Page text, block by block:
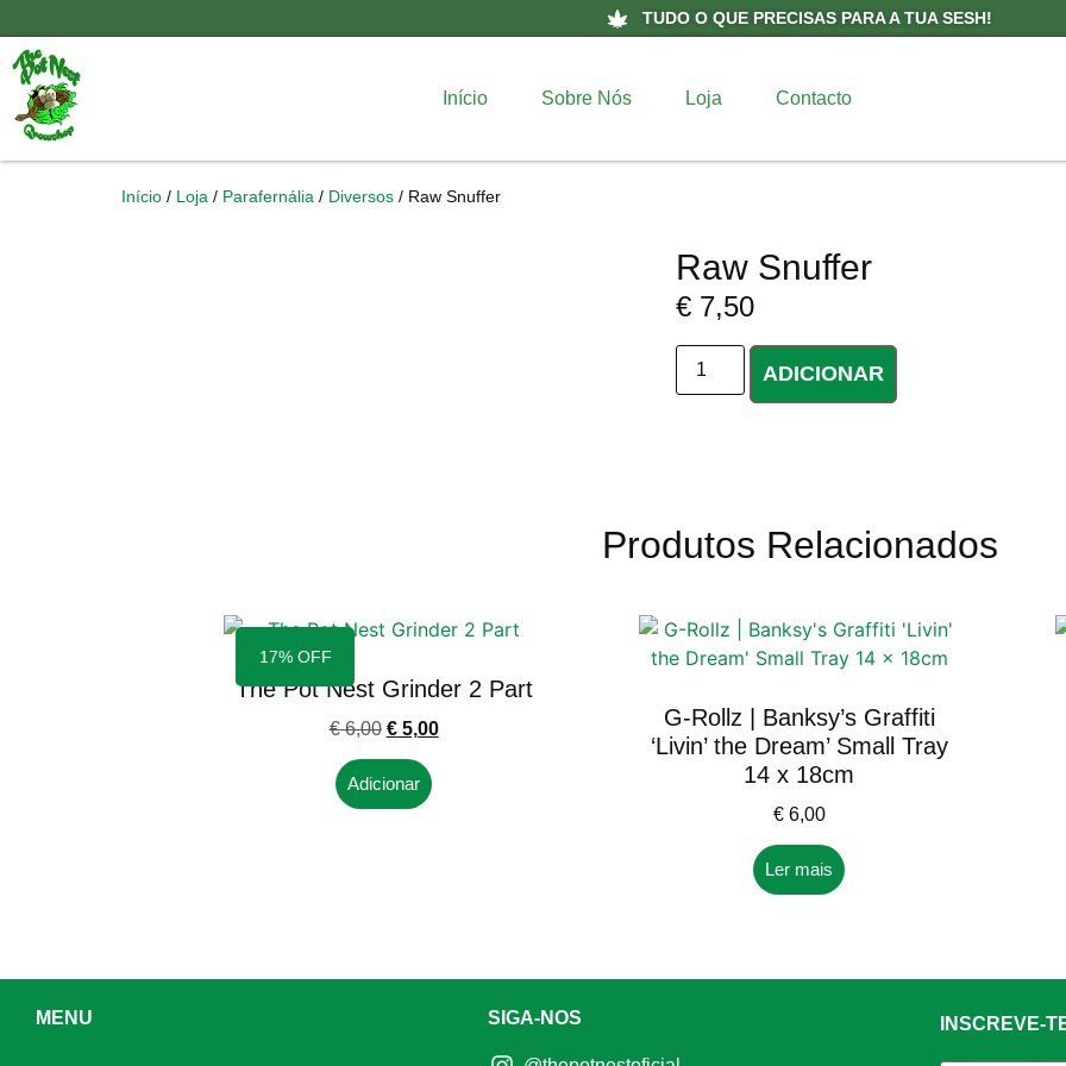
TUDO O QUE PRECISAS PARA A TUA SESH!
Início Sobre Nós Loja Contacto
Início / Loja / Parafernália / Diversos / Raw Snuffer
Raw Snuffer
€ 7,50
ADICIONAR
Produtos Relacionados
17% OFF
The Pot Nest Grinder 2 Part
€6,00 €5,00
Adicionar
G-Rollz | Banksy’s Graffiti
‘Livin’ the Dream’ Small Tray
14 x 18cm
€6,00
Ler mais
MENU SIGA-NOS INSCREVE-